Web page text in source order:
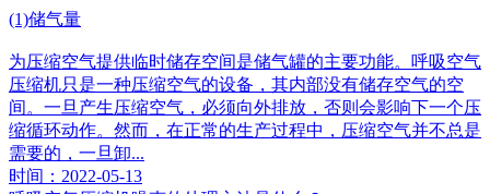
(1)储气量
为压缩空气提供临时储存空间是储气罐的主要功能。呼吸空气
压缩机只是一种压缩空气的设备，其内部没有储存空气的空
间。一旦产生压缩空气，必须向外排放，否则会影响下一个压
缩循环动作。然而，在正常的生产过程中，压缩空气并不总是
需要的，一旦卸...
时间：2022-05-13